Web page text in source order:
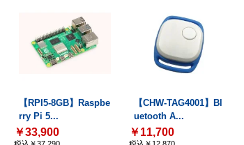
【RPI5-8GB】Raspbe
rry Pi 5...
￥33,900
【CHW-TAG4001】Bl
uetooth A...
￥11,700